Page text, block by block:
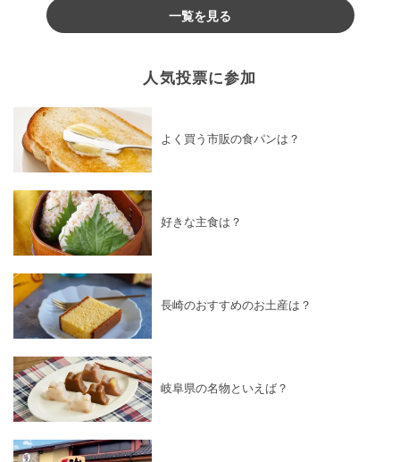
一覧を見る
人気投票に参加
よく買う市販の食パンは？
好きな主食は？
長崎のおすすめのお土産は？
岐阜県の名物といえば？